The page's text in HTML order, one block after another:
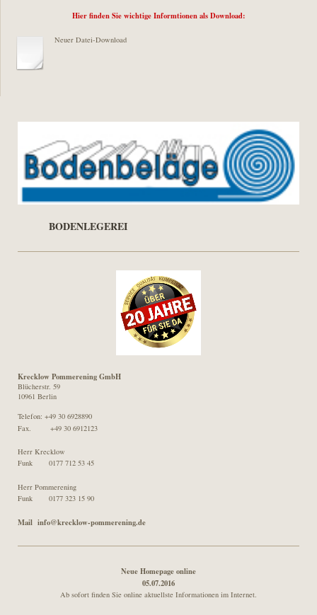
Hier finden Sie wichtige Informtionen als Download:
Neuer Datei-Download
BODENLEGEREI
Krecklow Pommerening GmbH
Blücherstr. 59
10961 Berlin
Telefon: +49 30 6928890
Fax. +49 30 6912123
Herr Krecklow
Funk 0177 712 53 45
Herr Pommerening
Funk 0177 323 15 90
Mail info@krecklow-pommerening.de
Neue Homepage online
05.07.2016
Ab sofort finden Sie online aktuellste Informationen im Internet.